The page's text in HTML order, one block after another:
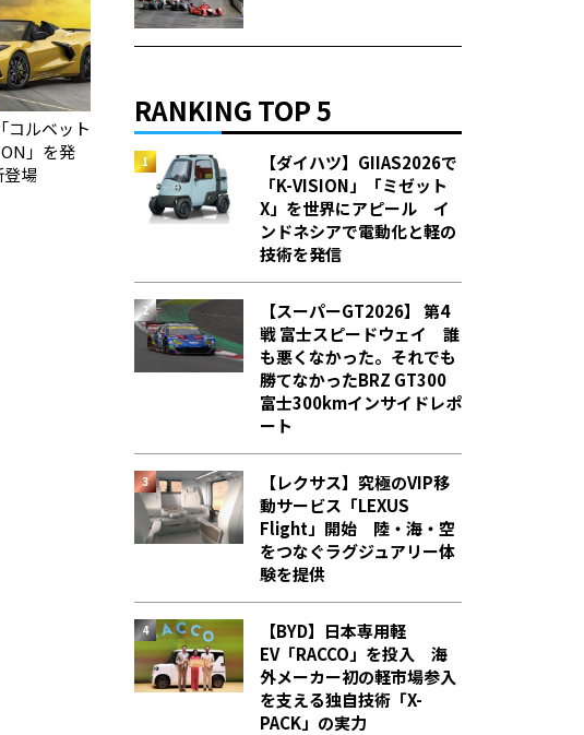
ルベット
」を発
場
RANKING TOP 5
【ダイハツ】GIIAS2026で
「K-VISION」「ミゼット
X」を世界にアピール イ
ンドネシアで電動化と軽の
技術を発信
【スーパーGT2026】 第4
戦 富士スピードウェイ 誰
も悪くなかった。それでも
勝てなかった――BRZ GT300
富士300kmインサイドレポ
ート
【レクサス】究極のVIP移
動サービス「LEXUS
Flight」開始 陸・海・空
をつなぐラグジュアリー体
験を提供
【BYD】日本専用軽
EV「RACCO」を投入 海
外メーカー初の軽市場参入
を支える独自技術「X-
PACK」の実力